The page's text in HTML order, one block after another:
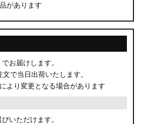
があります
お届けします。
で当日出荷いたします。
より変更となる場合があります
いただけます。